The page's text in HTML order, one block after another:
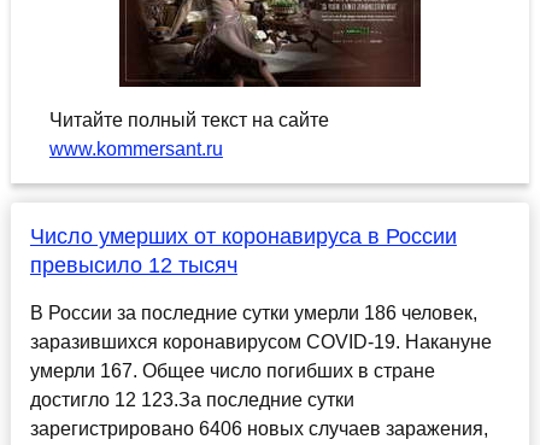
Читайте полный текст на сайте
www.kommersant.ru
Число умерших от коронавируса в России
превысило 12 тысяч
В России за последние сутки умерли 186 человек,
заразившихся коронавирусом COVID-19. Накануне
умерли 167. Общее число погибших в стране
достигло 12 123.За последние сутки
зарегистрировано 6406 новых случаев заражения,